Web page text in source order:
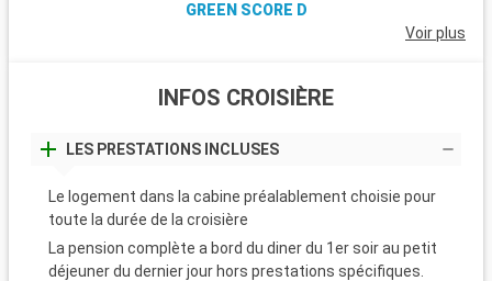
GREEN SCORE D
Voir plus
INFOS CROISIÈRE
LES PRESTATIONS INCLUSES
Le logement dans la cabine préalablement choisie pour
toute la durée de la croisière
La pension complète a bord du diner du 1er soir au petit
déjeuner du dernier jour hors prestations spécifiques.